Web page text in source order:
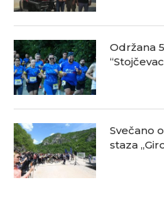
Održana
Svečano
staza